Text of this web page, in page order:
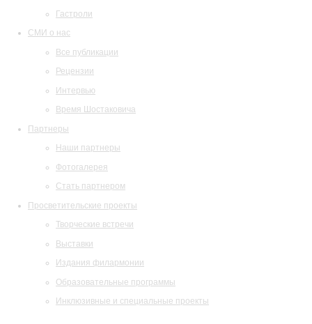
Гастроли
СМИ о нас
Все публикации
Рецензии
Интервью
Время Шостаковича
Партнеры
Наши партнеры
Фотогалерея
Стать партнером
Просветительские проекты
Творческие встречи
Выставки
Издания филармонии
Образовательные программы
Инклюзивные и специальные проекты